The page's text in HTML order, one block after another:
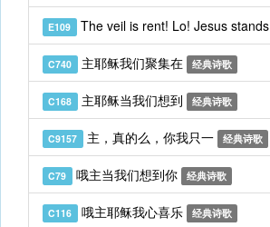
E109 The veil is rent! Lo! Jesus stands
C740 主耶稣我们聚集在 经典诗歌
C168 主耶稣当我们想到 经典诗歌
C9157 主，真的么，你我只一 经典诗歌
C79 哦主当我们想到你 经典诗歌
C116 哦主耶稣我心喜乐 经典诗歌